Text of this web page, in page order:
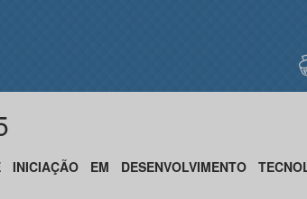
EM DESENVOLVIMENTO